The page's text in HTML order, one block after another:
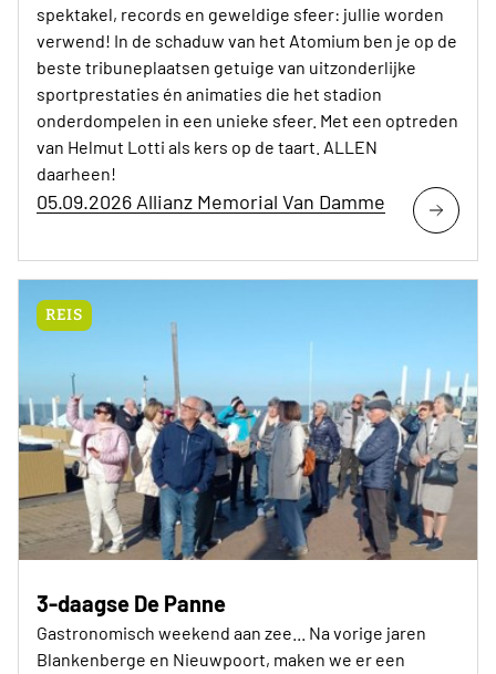
spektakel, records en geweldige sfeer: jullie worden
verwend! In de schaduw van het Atomium ben je op de
beste tribuneplaatsen getuige van uitzonderlijke
sportprestaties én animaties die het stadion
onderdompelen in een unieke sfeer. Met een optreden
van Helmut Lotti als kers op de taart. ALLEN
daarheen!
05.09.2026 Allianz Memorial Van Damme
REIS
3-daagse De Panne
Gastronomisch weekend aan zee... Na vorige jaren
Blankenberge en Nieuwpoort, maken we er een